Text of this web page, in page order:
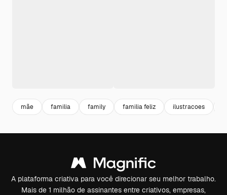
mãe familia family familia feliz ilustracoes
A plataforma criativa para você direcionar seu melhor trabalho.
Mais de 1 milhão de assinantes entre criativos, empresas,